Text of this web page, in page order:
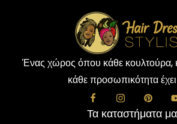
Ένας χώρος όπου κάθε κουλτούρα,
κάθε προσωπικότητα
Τα καταστήματα